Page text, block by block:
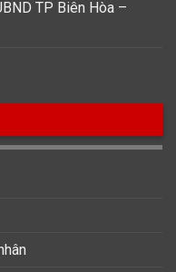
TP Biên Hòa –